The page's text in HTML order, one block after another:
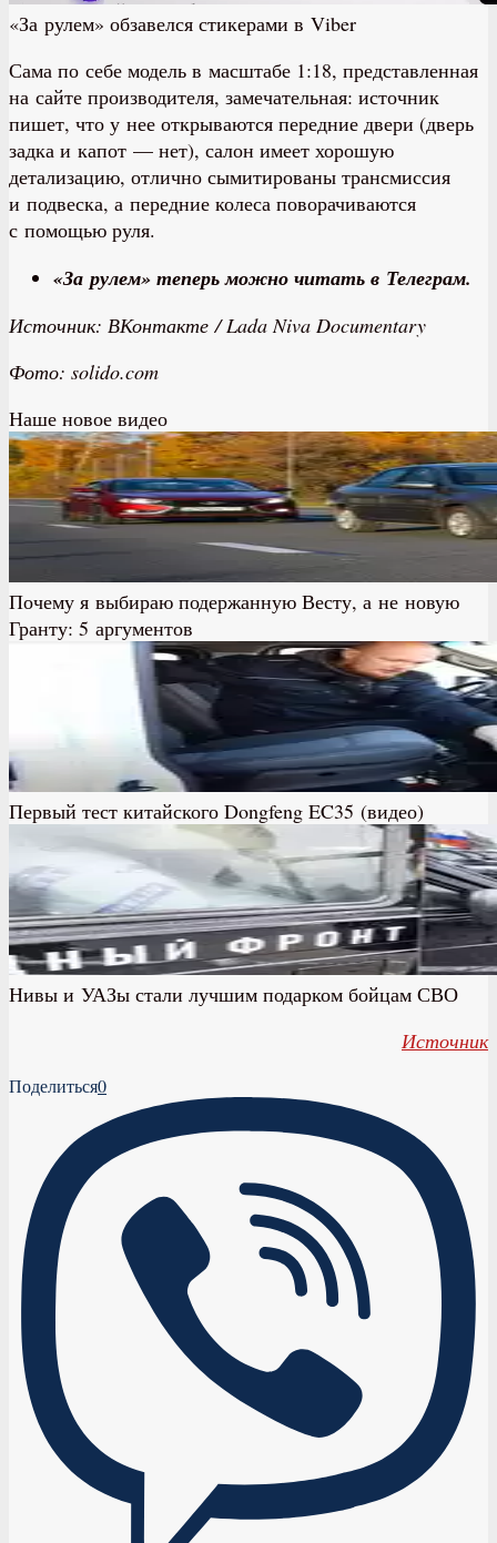
«За рулем» обзавелся стикерами в Viber
Сама по себе модель в масштабе 1:18, представленная
на сайте производителя, замечательная: источник
пишет, что у нее открываются передние двери (дверь
задка и капот — нет), салон имеет хорошую
детализацию, отлично сымитированы трансмиссия
и подвеска, а передние колеса поворачиваются
с помощью руля.
«За рулем» теперь можно читать в Телеграм.
Источник: ВКонтакте / Lada Niva Documentary
Фото: solido.com
Наше новое видео
Почему я выбираю подержанную Весту, а не новую
Гранту: 5 аргументов
Первый тест китайского Dongfeng EC35 (видео)
Нивы и УАЗы стали лучшим подарком бойцам СВО
Источник
Поделиться0